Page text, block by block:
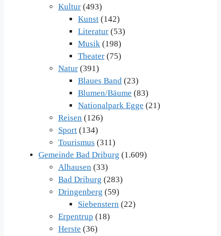
Kultur (493)
Kunst (142)
Literatur (53)
Musik (198)
Theater (75)
Natur (391)
Blaues Band (23)
Blumen/Bäume (83)
Nationalpark Egge (21)
Reisen (126)
Sport (134)
Tourismus (311)
Gemeinde Bad Driburg (1.609)
Alhausen (33)
Bad Driburg (283)
Dringenberg (59)
Siebenstern (22)
Erpentrup (18)
Herste (36)